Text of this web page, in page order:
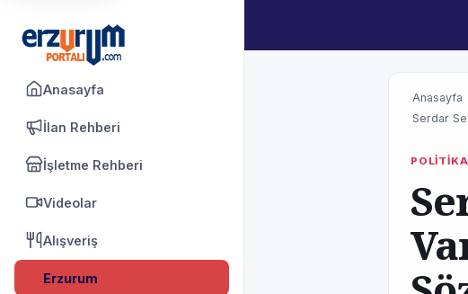
Anasayfa
İlan Rehberi
İşletme Rehberi
Videolar
Alışveriş
Erzurum
Anasayfa
Serdar
POLİTİKA